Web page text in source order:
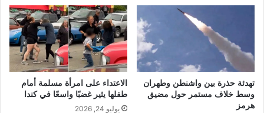
تهدئة حذرة بين واشنطن وطهران
وسط خلاف مستمر حول مضيق
هرمز
الاعتداء على امرأة مسلمة أمام
طفلها يثير غضبًا واسعًا في كندا
يوليو 24, 2026